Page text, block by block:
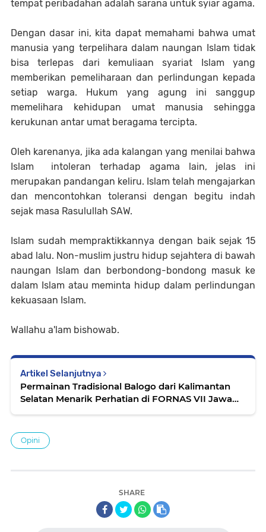
tempat peribadahan adalah sarana untuk syiar agama.
Dengan dasar ini, kita dapat memahami bahwa umat
manusia yang terpelihara dalam naungan Islam tidak
bisa terlepas dari kemuliaan syariat Islam yang
memberikan pemeliharaan dan perlindungan kepada
setiap warga. Hukum yang agung ini sanggup
memelihara kehidupan umat manusia sehingga
kerukunan antar umat beragama tercipta.
Oleh karenanya, jika ada kalangan yang menilai bahwa
Islam intoleran terhadap agama lain, jelas ini
merupakan pandangan keliru. Islam telah mengajarkan
dan mencontohkan toleransi dengan begitu indah
sejak masa Rasulullah SAW.
Islam sudah mempraktikkannya dengan baik sejak 15
abad lalu. Non-muslim justru hidup sejahtera di bawah
naungan Islam dan berbondong-bondong masuk ke
dalam Islam atau meminta hidup dalam perlindungan
kekuasaan Islam.
Wallahu a'lam bishowab.
Artikel Selanjutnya
Permainan Tradisional Balogo dari Kalimantan
Selatan Menarik Perhatian di FORNAS VII Jawa
Opini
SHARE